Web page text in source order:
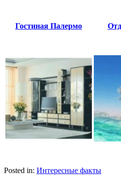
Гостиная Палермо
Posted in: Интересные факты